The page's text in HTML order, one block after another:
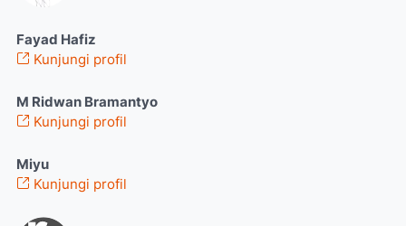
Fayad Hafiz
Kunjungi profil
M Ridwan Bramantyo
Kunjungi profil
Miyu
Kunjungi profil